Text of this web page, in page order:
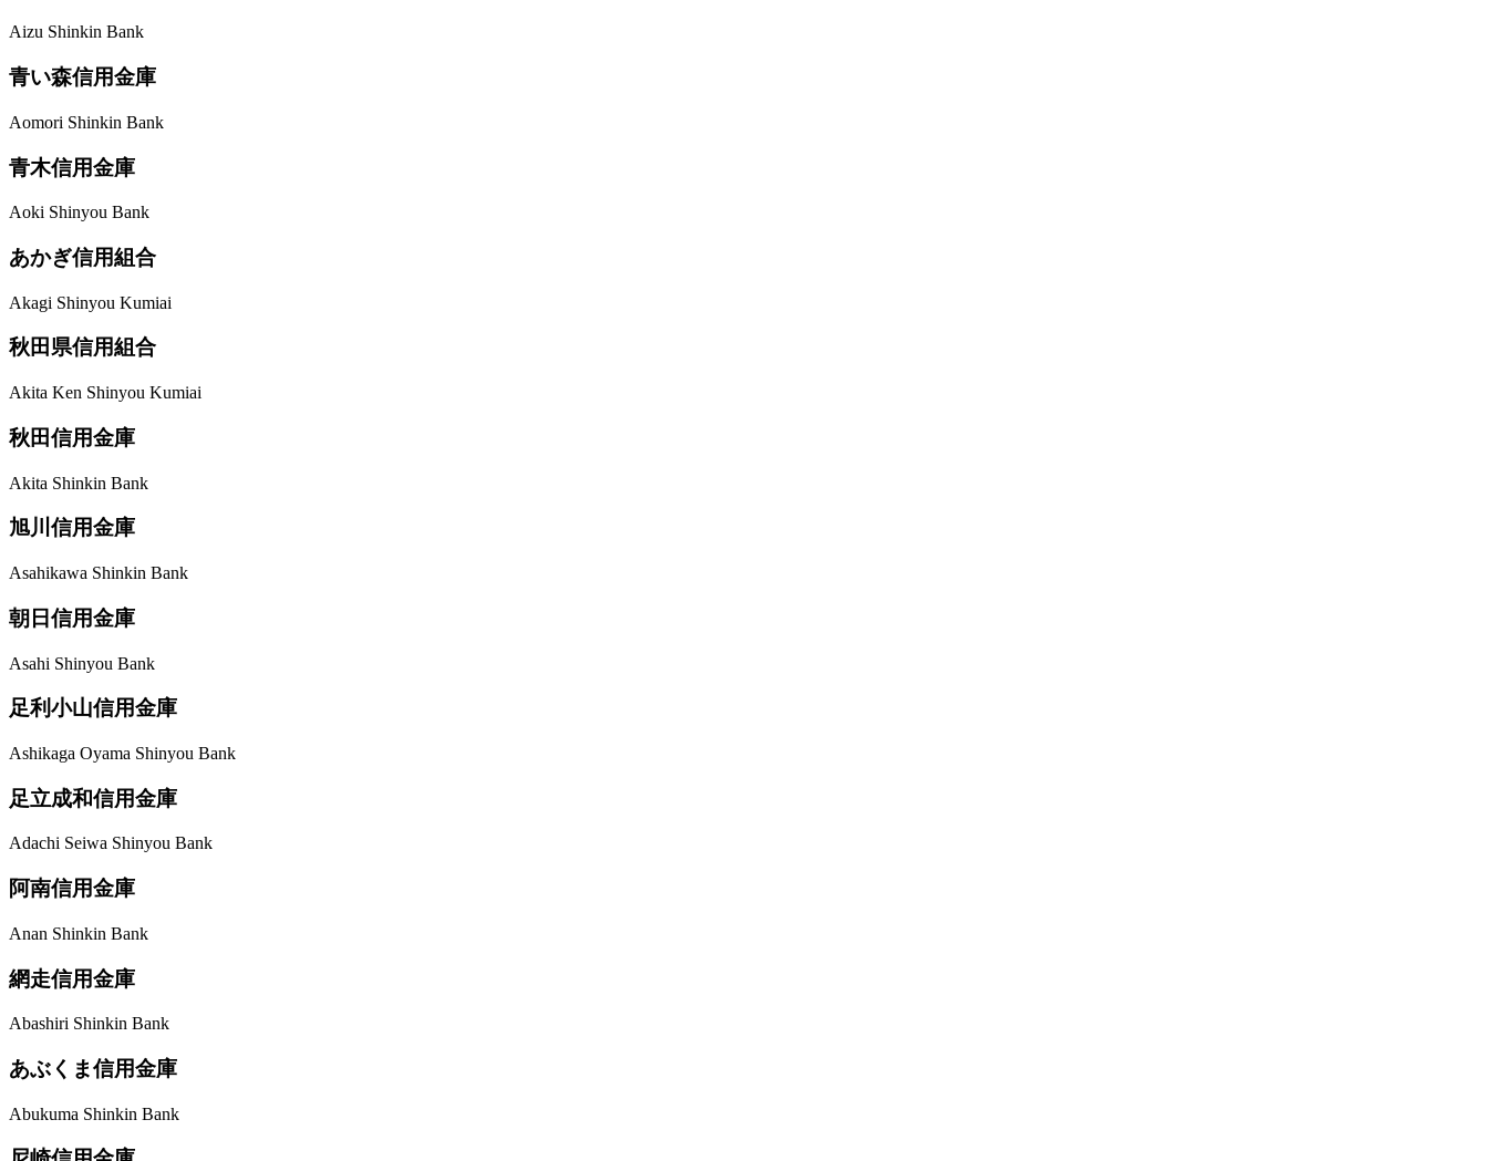
Aizu Shinkin Bank
青い森信用金庫
Aomori Shinkin Bank
青木信用金庫
Aoki Shinyou Bank
あかぎ信用組合
Akagi Shinyou Kumiai
秋田県信用組合
Akita Ken Shinyou Kumiai
秋田信用金庫
Akita Shinkin Bank
旭川信用金庫
Asahikawa Shinkin Bank
朝日信用金庫
Asahi Shinyou Bank
足利小山信用金庫
Ashikaga Oyama Shinyou Bank
足立成和信用金庫
Adachi Seiwa Shinyou Bank
阿南信用金庫
Anan Shinkin Bank
網走信用金庫
Abashiri Shinkin Bank
あぶくま信用金庫
Abukuma Shinkin Bank